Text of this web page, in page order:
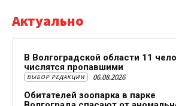
Актуально
В Волгоградской области 11
числятся пропавшими
ВЫБОР РЕДАКЦИИ 06.08.2026
Обитателей зоопарка в парке